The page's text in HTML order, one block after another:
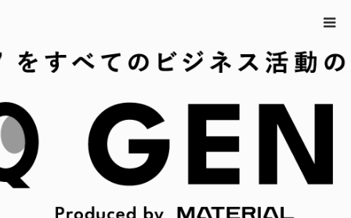
ホーム10月7日の今日は何の日？
10月7日の今日は何の日？